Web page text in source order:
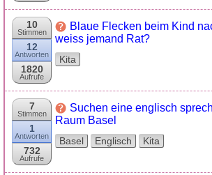
10
Stimmen
12
Antworten
1820
Aufrufe
Blaue Flecken beim Kind
weiss jemand Rat?
Kita
7
Stimmen
1
Antworten
732
Aufrufe
Suchen eine englisch
Raum Basel
Basel Englisch Kita